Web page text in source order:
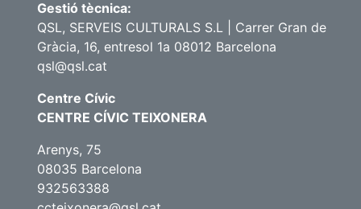
Gestió tècnica:
QSL, SERVEIS CULTURALS S.L | Carrer Gran de
Gràcia, 16, entresol 1a 08012 Barcelona
qsl@qsl.cat
Centre Cívic
CENTRE CÍVIC TEIXONERA
Arenys, 75
08035 Barcelona
932563388